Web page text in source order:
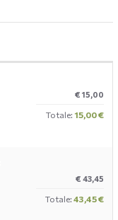
€ 15,00
Totale: 15,00 €
€ 43,45
Totale: 43,45 €